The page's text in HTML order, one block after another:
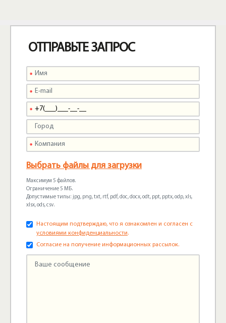
ОТПРАВЬТЕ ЗАПРОС
Выбрать файлы для загрузки
Максимум 5 файлов.
Ограничение 5 МБ.
Допустимые типы: jpg, png, txt, rtf, pdf, doc, docx, odt, ppt, pptx, odp, xls,
xlsx, ods, csv.
Настоящим подтверждаю, что я ознакомлен и согласен с
условиями конфиденциальности.
Согласие на получение информационных рассылок.